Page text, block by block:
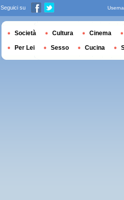
Seguici su
Società Cultura Cinema
Per Lei Sesso Cucina